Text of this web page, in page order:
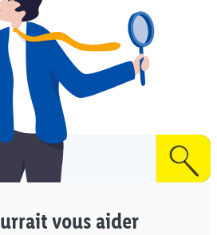
vous aider